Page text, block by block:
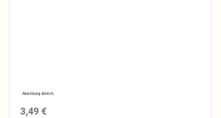
Abbildung ähnlich
Regulärer Preis:
3,49 €